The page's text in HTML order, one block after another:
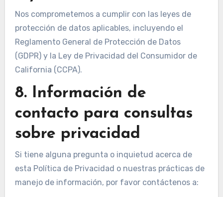
Nos comprometemos a cumplir con las leyes de
protección de datos aplicables, incluyendo el
Reglamento General de Protección de Datos
(GDPR) y la Ley de Privacidad del Consumidor de
California (CCPA).
8. Información de
contacto para consultas
sobre privacidad
Si tiene alguna pregunta o inquietud acerca de
esta Política de Privacidad o nuestras prácticas de
manejo de información, por favor contáctenos a: